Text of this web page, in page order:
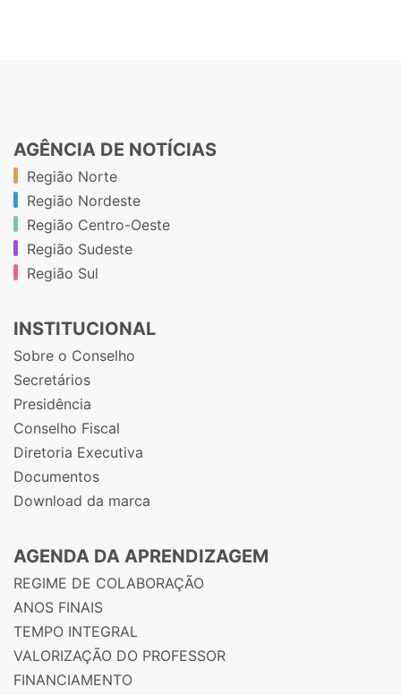
AGÊNCIA DE NOTÍCIAS
Região Norte
Região Nordeste
Região Centro-Oeste
Região Sudeste
Região Sul
INSTITUCIONAL
Sobre o Conselho
Secretários
Presidência
Conselho Fiscal
Diretoria Executiva
Documentos
Download da marca
AGENDA DA APRENDIZAGEM
REGIME DE COLABORAÇÃO
ANOS FINAIS
TEMPO INTEGRAL
VALORIZAÇÃO DO PROFESSOR
FINANCIAMENTO